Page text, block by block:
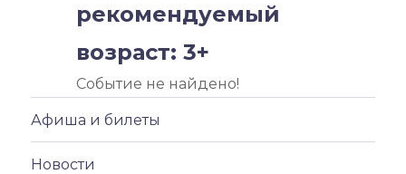
рекомендуемый
возраст: 3+
Событие не найдено!
Афиша и билеты
Новости